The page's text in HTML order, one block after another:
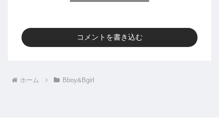
コメントを書き込む
ホーム Bboy&Bgirl